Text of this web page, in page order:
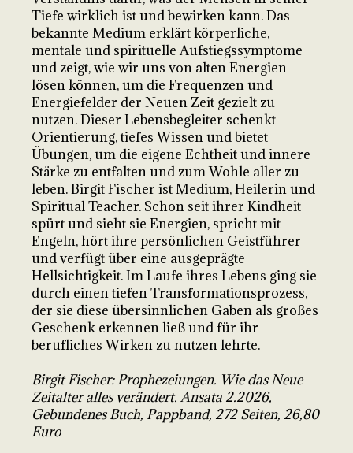
Tiefe wirklich ist und bewirken kann. Das
bekannte Medium erklärt körperliche,
mentale und spirituelle Aufstiegssymptome
und zeigt, wie wir uns von alten Energien
lösen können, um die Frequenzen und
Energiefelder der Neuen Zeit gezielt zu
nutzen. Dieser Lebensbegleiter schenkt
Orientierung, tiefes Wissen und bietet
Übungen, um die eigene Echtheit und innere
Stärke zu entfalten und zum Wohle aller zu
leben. Birgit Fischer ist Medium, Heilerin und
Spiritual Teacher. Schon seit ihrer Kindheit
spürt und sieht sie Energien, spricht mit
Engeln, hört ihre persönlichen Geistführer
und verfügt über eine ausgeprägte
Hellsichtigkeit. Im Laufe ihres Lebens ging sie
durch einen tiefen Transformationsprozess,
der sie diese übersinnlichen Gaben als großes
Geschenk erkennen ließ und für ihr
berufliches Wirken zu nutzen lehrte.
Birgit Fischer: Prophezeiungen. Wie das Neue
Zeitalter alles verändert. Ansata 2.2026,
Gebundenes Buch, Pappband, 272 Seiten, 26,80
Euro